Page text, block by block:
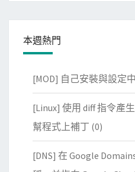
本週熱門
[MOD] 自己安裝與設定
[Linux] 使用 diff 指令產
幫程式上補丁 (0)
[DNS] 在 Google